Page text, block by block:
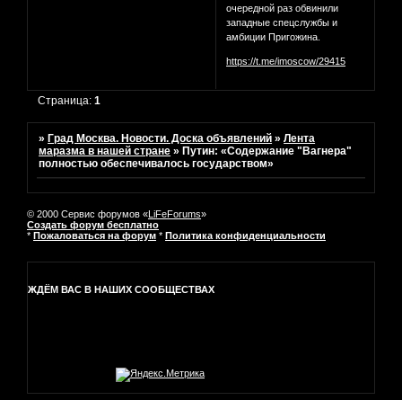
очередной раз обвинили
западные спецслужбы и
амбиции Пригожина.
https://t.me/imoscow/29415
Страница:1
» Град Москва. Новости. Доска объявлений »Лента
маразма в нашей стране » Путин: «Содержание "Вагнера"
полностью обеспечивалось государством»
© 2000 Сервис форумов « LiFeForums»
Создать форум бесплатно
* Пожаловаться на форум * Политика конфиденциальности
ЖДЁМ ВАС В НАШИХ СООБЩЕСТВАХ